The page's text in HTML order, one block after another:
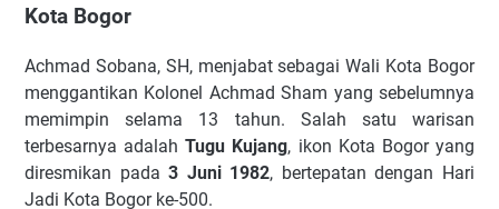
Kota Bogor
Achmad Sobana, SH, menjabat sebagai Wali Kota Bogor
menggantikan Kolonel Achmad Sham yang sebelumnya
memimpin selama 13 tahun. Salah satu warisan
terbesarnya adalahTugu Kujang, ikon Kota Bogor yang
diresmikan pada3 Juni 1982, bertepatan dengan Hari
Jadi Kota Bogor ke-500.